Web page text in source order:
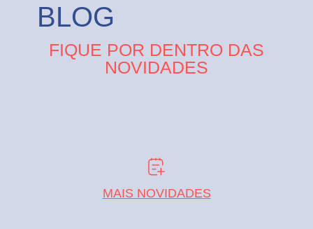
BLOG
FIQUE POR DENTRO DAS
NOVIDADES
MAIS NOVIDADES